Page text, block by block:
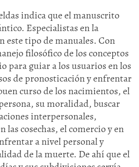
indica que el manuscrito
Especialistas en la
este tipo de manuales. Con
filosófico de los conceptos
para guiar a los usuarios en los
de pronosticación y enfrentar
curso de los nacimientos, el
su moralidad, buscar
interpersonales,
las cosechas, el comercio y en
a nivel personal y
de la muerte. De ahí que el